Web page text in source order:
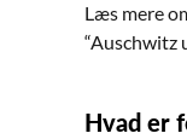
Læs mere
“Auschwitz
Hvad er